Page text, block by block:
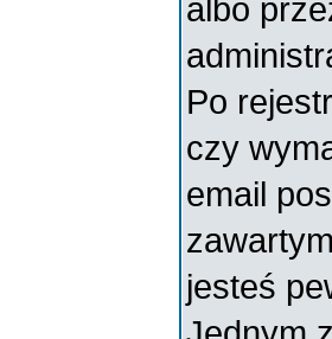
albo
Po
czy
email
jesteś